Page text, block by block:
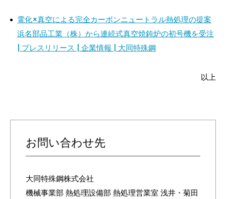
電化×真空による完全カーボンニュートラル熱処理の提案
浜名部品工業（株）から連続式真空焼鈍炉の初号機を受注
| プレスリリース | 企業情報 | 大同特殊鋼
以上
お問い合わせ先
大同特殊鋼株式会社
機械事業部 熱処理設備部 熱処理営業室 浅井・菊田